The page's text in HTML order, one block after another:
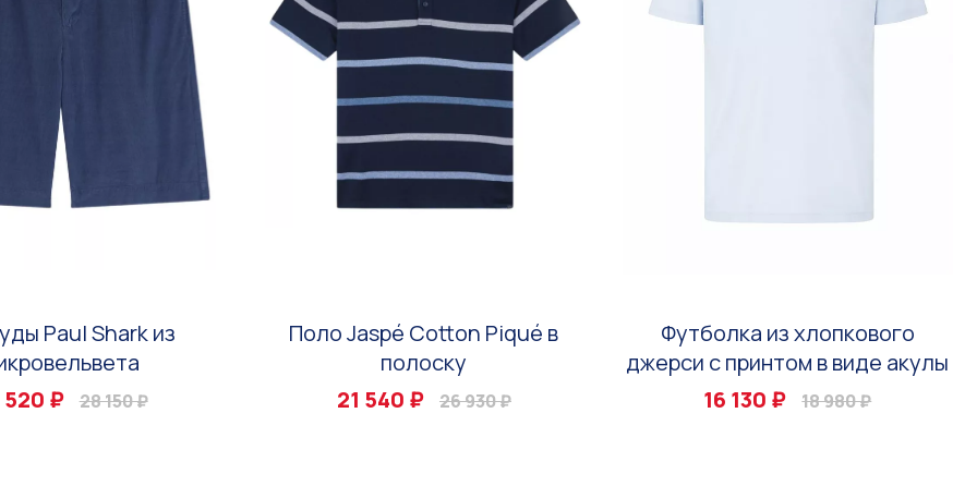
Paul Shark из
520 ₽
28 150 ₽
Поло Jaspé Cotton Piqué в
полоску
21 540 ₽
26 930 ₽
Футболка из хлопкового
джерси с принтом в виде акулы
16 130 ₽
18 980 ₽